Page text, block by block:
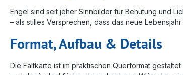
Engel sind seit jeher Sinnbilder für Behütung und
– als stilles Versprechen, dass das neue
Format, Aufbau & Details
Die Faltkarte ist im praktischen Querformat